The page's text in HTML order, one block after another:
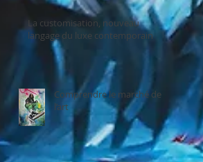
La customisation, nouveau
langage du luxe contemporain
Comprendre le marché de
l’art